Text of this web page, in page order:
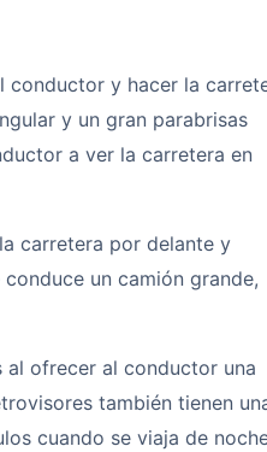
conductor y hacer la
y un gran parabrisas
a ver la carretera en
carretera por delante y
un camión grande,
al ofrecer al conductor una
también tienen
cuando se viaja de